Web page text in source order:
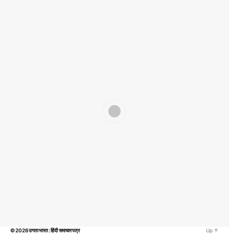
© 2026उगता भारत : हिंदी समाचार पत्र Up ↑